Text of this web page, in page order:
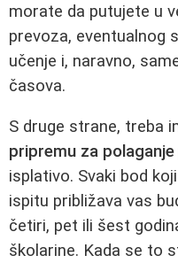
morate da putujete u
prevoza, eventualnog
učenje i, naravno,
časova.
S druge strane, treba
pripremu za
isplativo. Svaki bod
ispitu približava vas
četiri, pet ili šest
školarine. Kada se to